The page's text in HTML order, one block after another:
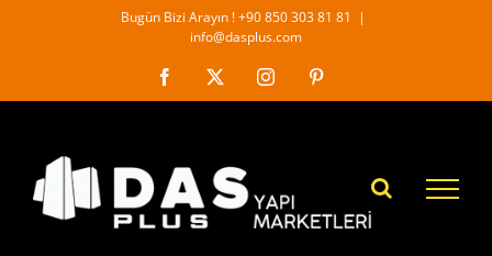
Bugün Bizi Arayın ! +90 850 303 81 81 |
info@dasplus.com
Facebook Instagram